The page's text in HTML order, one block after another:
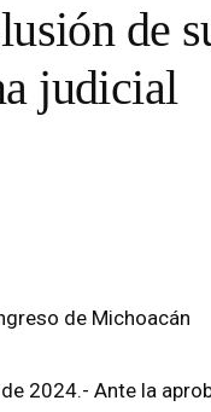
de
judicial
de Michoacán
2024.- Ante la